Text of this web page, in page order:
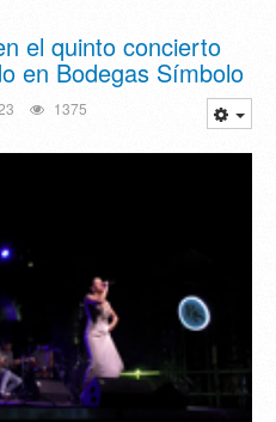
el quinto concierto
en Bodegas Símbolo
1375